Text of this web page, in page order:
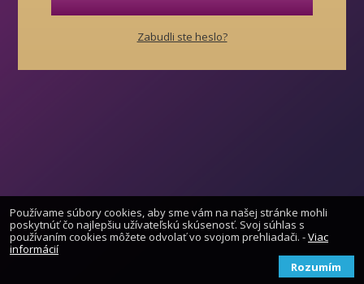
Zabudli ste heslo?
Používame súbory cookies, aby sme vám na našej stránke mohli
poskytnúť čo najlepšiu užívateľskú skúsenosť. Svoj súhlas s
používaním cookies môžete odvolať vo svojom prehliadači. -Viac
informácií
Rozumím